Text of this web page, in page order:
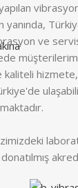
yanında,
ve
kaliteli